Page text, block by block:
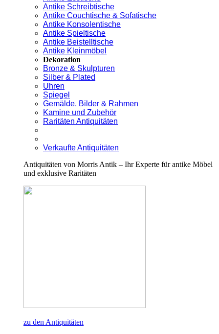
Antike Schreibtische
Antike Couchtische & Sofatische
Antike Konsolentische
Antike Spieltische
Antike Beistelltische
Antike Kleinmöbel
Dekoration
Bronze & Skulpturen
Silber & Plated
Uhren
Spiegel
Gemälde, Bilder & Rahmen
Kamine und Zubehör
Raritäten Antiquitäten
Verkaufte Antiquitäten
Antiquitäten von Morris Antik – Ihr Experte für antike Möbel
und exklusive Raritäten
zu den Antiquitäten